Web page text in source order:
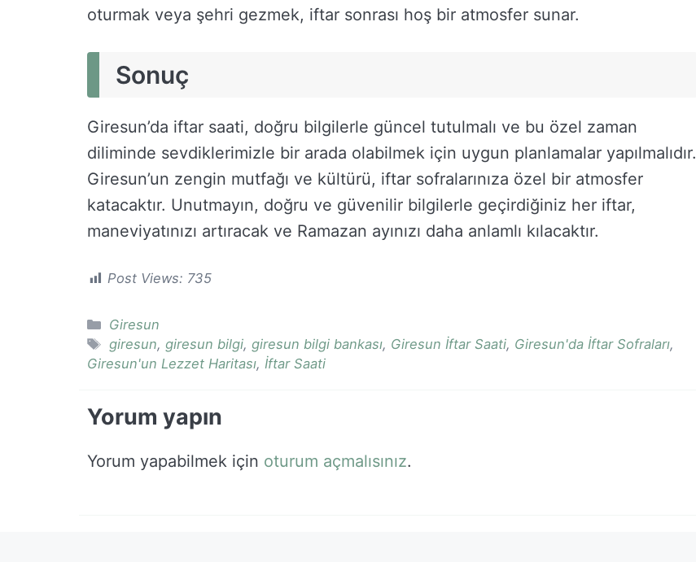
oturmak veya şehri gezmek, iftar sonrası hoş bir atmosfer sunar.
Sonuç
Giresun’da iftar saati, doğru bilgilerle güncel tutulmalı ve bu özel zaman
diliminde sevdiklerimizle bir arada olabilmek için uygun planlamalar yapılmalıdır.
Giresun’un zengin mutfağı ve kültürü, iftar sofralarınıza özel bir atmosfer
katacaktır. Unutmayın, doğru ve güvenilir bilgilerle geçirdiğiniz her iftar,
maneviyatınızı artıracak ve Ramazan ayınızı daha anlamlı kılacaktır.
Post Views: 735
Kategoriler
Giresun
Etiketler
giresun, giresun bilgi, giresun bilgi bankası, Giresun İftar Saati, Giresun'da İftar Sofraları,
Giresun'un Lezzet Haritası, İftar Saati
Yorum yapın
Yorum yapabilmek için oturum açmalısınız.